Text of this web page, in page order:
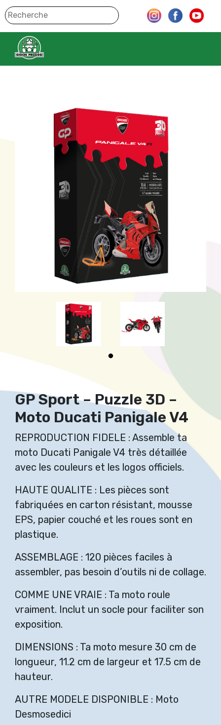
GP Sport – Puzzle 3D –
Moto Ducati Panigale V4
REPRODUCTION FIDELE : Assemble ta
moto Ducati Panigale V4 très détaillée
avec les couleurs et les logos officiels.
HAUTE QUALITE : Les pièces sont
fabriquées en carton résistant, mousse
EPS, papier couché et les roues sont en
plastique.
ASSEMBLAGE : 120 pièces faciles à
assembler, pas besoin d’outils ni de collage.
COMME UNE VRAIE : Ta moto roule
vraiment. Inclut un socle pour faciliter son
exposition.
DIMENSIONS : Ta moto mesure 30 cm de
longueur, 11.2 cm de largeur et 17.5 cm de
hauteur.
AUTRE MODELE DISPONIBLE : Moto
Desmosedici